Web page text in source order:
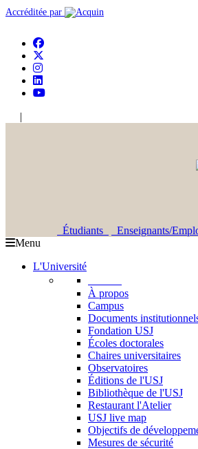
Accréditée par
|
Étudiants Enseignants/
Menu
L'Université
À propos
Campus
Documents
Fondation USJ
Écoles doctorales
Chaires universitaires
Observatoires
Éditions de l'USJ
Bibliothèque de l'USJ
Restaurant l'Atelier
USJ live map
Objectifs de
Mesures de sécurité